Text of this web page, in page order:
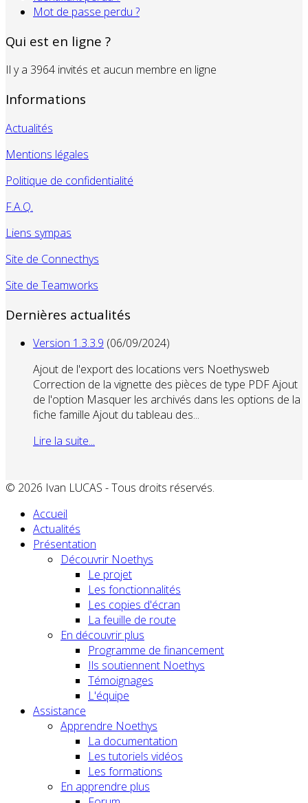
Mot de passe perdu ?
Qui est en ligne ?
Il y a 3964 invités et aucun membre en ligne
Informations
Actualités
Mentions légales
Politique de confidentialité
F.A.Q.
Liens sympas
Site de Connecthys
Site de Teamworks
Dernières actualités
Version 1.3.3.9 (06/09/2024)
Ajout de l'export des locations vers Noethysweb
Correction de la vignette des pièces de type PDF Ajout
de l'option Masquer les archivés dans les options de la
fiche famille Ajout du tableau des...
Lire la suite...
© 2026 Ivan LUCAS - Tous droits réservés.
Accueil
Actualités
Présentation
Découvrir Noethys
Le projet
Les fonctionnalités
Les copies d'écran
La feuille de route
En découvrir plus
Programme de financement
Ils soutiennent Noethys
Témoignages
L'équipe
Assistance
Apprendre Noethys
La documentation
Les tutoriels vidéos
Les formations
En apprendre plus